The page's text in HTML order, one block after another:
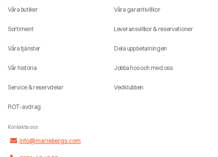
Våra butiker
Sortiment
Våra tjänster
Vår historia
Service & reservdelar
ROT-avdrag
Våra garantivillkor
Leveransvillkor & reservationer
Dela upp betalningen
Jobba hos och med oss
Vedklubben
Kontakta oss
info@mariebergs.com